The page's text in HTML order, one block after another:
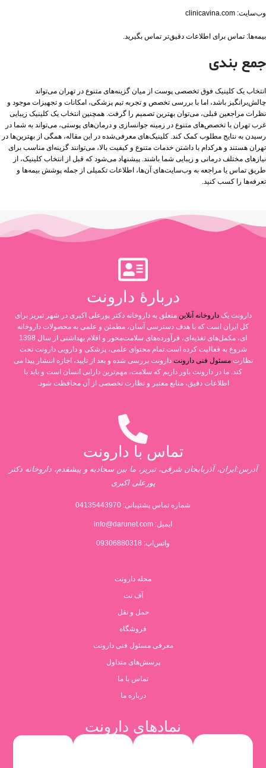
وب‌سایت: clinicavina.com
بیمه‌ها: تماس برای اطلاعات دقیق‌تر تماس بگیرید.​
جمع‌ بندی
انتخاب یک کلینیک فوق تخصصی پوست از میان گزینه‌های متنوع در تهران می‌تواند
چالش‌برانگیز باشد، اما با بررسی تخصص و تجربه تیم پزشکی، امکانات و تجهیزات موجود و
نظرات مراجعین قبلی، می‌توان بهترین تصمیم را گرفت. همچنین انتخاب یک کلینیک زیبایی
غرب تهران با تخصص‌های متنوع در زمینه جوانسازی و درمان‌های پوستی، می‌تواند به شما در
رسیدن به نتایج مطلوب کمک کند. کلینیک‌های معرفی‌شده در این مقاله، همگی از بهترین‌ها در
تهران هستند و هرکدام با داشتن خدمات متنوع و کیفیت بالا، می‌توانند گزینه‌ای مناسب برای
نیازهای مختلف درمانی و زیبایی شما باشند. پیشنهاد می‌شود که قبل از انتخاب کلینیک، از
طریق تماس یا مراجعه به وب‌سایت‌های آن‌ها، اطلاعات تکمیلی از جمله پوشش بیمه‌ها و
تعرفه‌ها را کسب کنید.
دربارۀ دارونت
دارونت یکداروخانه آنلاین متعلق به داروخانه دکتر پورعلی اکبری در شهر تبریز برای
کل ایران است که با هدف دسترسی آسان، مطمئن و علمی به محصولات داروخانه
ای، مکمل‌های تغذیه‌ای، فرآورده‌های سلامت‌محور و اقلام بهداشتی از سال 1398
شروع به فعالیت کرده است.تمام محتوای علمی، پزشکی و دارویی دارونت تحت
نظارتمسئول فنی دارونت دارونت بررسی شده و بعد از تایید، اجازه انتشار پیدا می
کند. ما در دارونت باور داریم که سلامت، مهم‌ترین دارایی انسان است و باید با
اطلاعات دقیق، منابع معتبر و نظارت تخصصی از آن محافظت شود.
تماس با دارونت
آدرس:ایران، آذربایجان شرقی، تبریز، ما بین سجادیه و پیشقدم، داروخانه دکتر
پورعلی اکبری
شماره تماس پشتیبانی: 04135443970
ایمیل: info@darunet.com
واتس‌اپ: 09306880318
مجله دارونت
آف نت
حمل و نقل
فروشگاه
معرفی مسئول فنی دارونت
پرسش‌های متداول
تماس با ما
درباره ما
نمادهای دارونت